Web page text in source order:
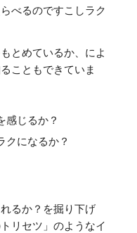
べるのですこしラク
とめているか、によ
こともできていま
感じるか？
クになるか？
るか？を掘り下げ
リセツ」のようなイ